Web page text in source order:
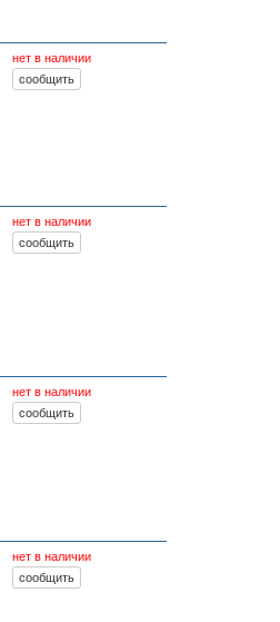
нет в наличии
нет в наличии
нет в наличии
нет в наличии